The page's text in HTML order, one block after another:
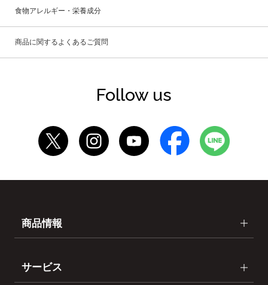
食物アレルギー・栄養成分
商品に関するよくあるご質問
Follow us
商品情報
サービス